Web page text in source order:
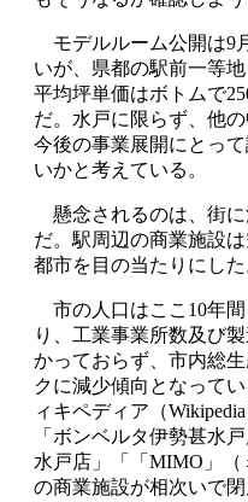
モデルルーム公開は9
いが、県都の駅前一等
平均坪単価はボトムで
だ。水戸に限らず、他
今後の事業展開にとっ
いかと考えている。
懸念されるのは、街に
だ。駅周辺の商業施設
都市を目の当たりにした
市の人口はここ10年間
り、工業事業所数及び
かっておらず、市内総
クに減少傾向となって
ィキペディア（
「ボンベルタ伊勢甚水
水戸店」「「MIMO」
の商業施設が相次いで閉